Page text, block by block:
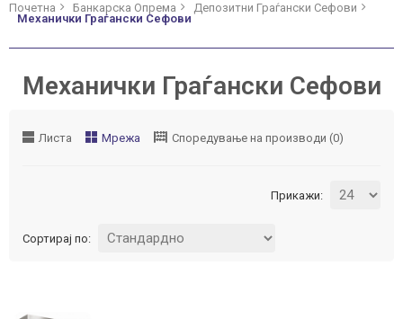
Почетна Банкарска Опрема
Депозитни Граѓански Сефови
Механички Граѓански Сефови
Механички Граѓански Сефови
Листа Мрежа Споредување на производи (0)
Прикажи:
Сортирај по: